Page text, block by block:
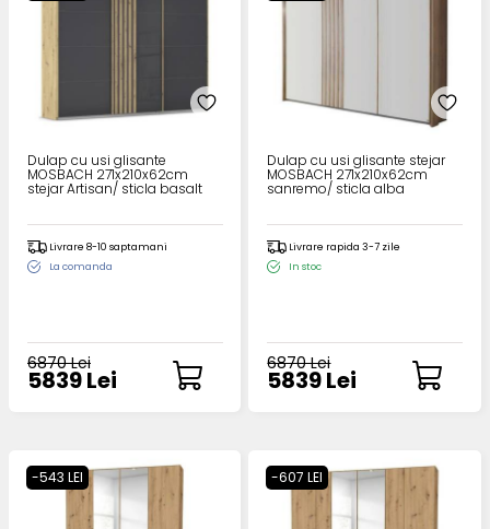
Dulap cu usi glisante
MOSBACH 271x210x62cm
stejar Artisan/ sticla basalt
Livrare 8-10 saptamani
La comanda
6870 Lei
5839 Lei
Dulap cu usi glisante stejar
MOSBACH 271x210x62cm
sanremo/ sticla alba
Livrare rapida 3-7 zile
In stoc
6870 Lei
5839 Lei
-543 LEI -607 LEI